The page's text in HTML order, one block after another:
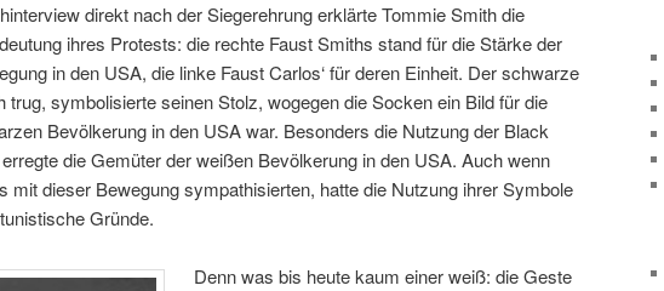
direkt nach der Siegerehrung erklärte Tommie Smith die
ihres Protests: die rechte Faust Smiths stand für die Stärke der
in den USA, die linke Faust Carlos‘ für deren Einheit. Der schwarze
trug, symbolisierte seinen Stolz, wogegen die Socken ein Bild für die
Bevölkerung in den USA war. Besonders die Nutzung der Black
die Gemüter der weißen Bevölkerung in den USA. Auch wenn
mit dieser Bewegung sympathisierten, hatte die Nutzung ihrer Symbole
Gründe.
Denn was bis heute kaum einer weiß: die Geste